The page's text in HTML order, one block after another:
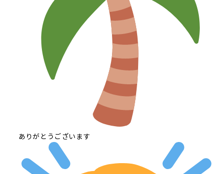
ありがとうございます